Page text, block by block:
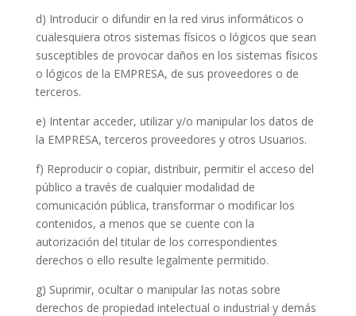
d) Introducir o difundir en la red virus informáticos o
cualesquiera otros sistemas físicos o lógicos que sean
susceptibles de provocar daños en los sistemas físicos
o lógicos de la EMPRESA, de sus proveedores o de
terceros.
e) Intentar acceder, utilizar y/o manipular los datos de
la EMPRESA, terceros proveedores y otros Usuarios.
f) Reproducir o copiar, distribuir, permitir el acceso del
público a través de cualquier modalidad de
comunicación pública, transformar o modificar los
contenidos, a menos que se cuente con la
autorización del titular de los correspondientes
derechos o ello resulte legalmente permitido.
g) Suprimir, ocultar o manipular las notas sobre
derechos de propiedad intelectual o industrial y demás